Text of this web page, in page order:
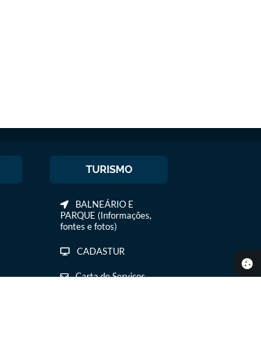
TURISMO
BALNEÁRIO E
PARQUE (Informações,
fontes e fotos)
CADASTUR
Carta de Serviços